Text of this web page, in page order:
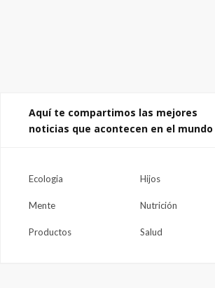
k a a
Aquí te compartimos las mejores
noticias que acontecen en el mundo
Ecologia Hijos
Mente Nutrición
Productos Salud